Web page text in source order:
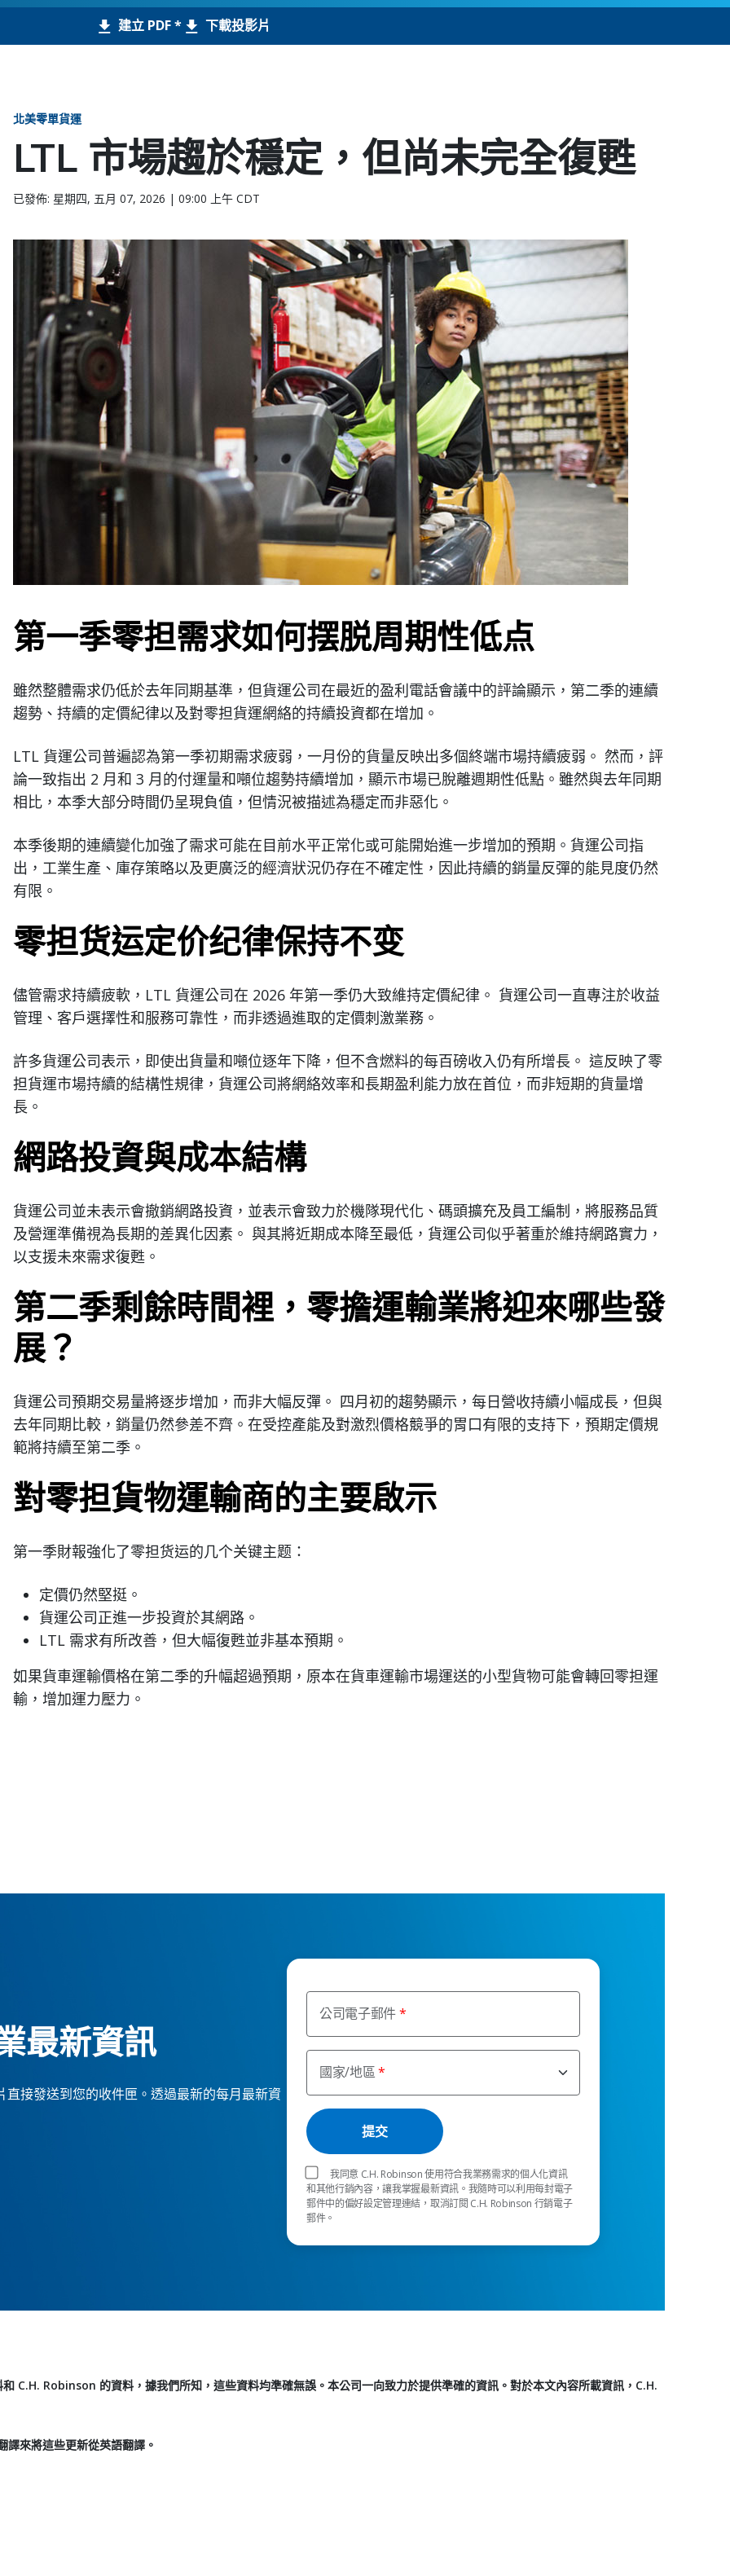
建立 PDF * 下載投影片
北美零單貨運
LTL 市場趨於穩定，但尚未完全復甦
已發佈: 星期四, 五月 07, 2026 | 09:00 上午 CDT
第一季零担需求如何摆脱周期性低点
雖然整體需求仍低於去年同期基準，但貨運公司在最近的盈利電話會議中的評論顯示，第二季的連續
趨勢、持續的定價紀律以及對零担貨運網絡的持續投資都在增加。
LTL 貨運公司普遍認為第一季初期需求疲弱，一月份的貨量反映出多個終端市場持續疲弱。 然而，評
論一致指出 2 月和 3 月的付運量和噸位趨勢持續增加，顯示市場已脫離週期性低點。雖然與去年同期
相比，本季大部分時間仍呈現負值，但情況被描述為穩定而非惡化。
本季後期的連續變化加強了需求可能在目前水平正常化或可能開始進一步增加的預期。貨運公司指
出，工業生產、庫存策略以及更廣泛的經濟狀況仍存在不確定性，因此持續的銷量反彈的能見度仍然
有限。
零担货运定价纪律保持不变
儘管需求持續疲軟，LTL 貨運公司在 2026 年第一季仍大致維持定價紀律。 貨運公司一直專注於收益
管理、客戶選擇性和服務可靠性，而非透過進取的定價刺激業務。
許多貨運公司表示，即使出貨量和噸位逐年下降，但不含燃料的每百磅收入仍有所增長。 這反映了零
担貨運市場持續的結構性規律，貨運公司將網絡效率和長期盈利能力放在首位，而非短期的貨量增
長。
網路投資與成本結構
貨運公司並未表示會撤銷網路投資，並表示會致力於機隊現代化、碼頭擴充及員工編制，將服務品質
及營運準備視為長期的差異化因素。 與其將近期成本降至最低，貨運公司似乎著重於維持網路實力，
以支援未來需求復甦。
第二季剩餘時間裡，零擔運輸業將迎來哪些發
展？
貨運公司預期交易量將逐步增加，而非大幅反彈。 四月初的趨勢顯示，每日營收持續小幅成長，但與
去年同期比較，銷量仍然參差不齊。在受控產能及對激烈價格競爭的胃口有限的支持下，預期定價規
範將持續至第二季。
對零担貨物運輸商的主要啟示
第一季財報強化了零担货运的几个关键主题：
定價仍然堅挺。
貨運公司正進一步投資於其網路。
LTL 需求有所改善，但大幅復甦並非基本預期。
如果貨車運輸價格在第二季的升幅超過預期，原本在貨車運輸市場運送的小型貨物可能會轉回零担運
輸，增加運力壓力。
公司電子郵件
國家/地區
我同意 C.H. Robinson 使用符合我業務需求的個人化資訊
和其他行銷內容，讓我掌握最新資訊。我隨時可以利用每封電子
郵件中的偏好設定管理連結，取消訂閱 C.H. Robinson 行銷電子
郵件。
最新資訊
接發送到您的收件匣。透過最新的每月最新資
C.H. Robinson 的資料，據我們所知，這些資料均準確無誤。本公司一向致力於提供準確的資訊。對於本文內容所載資訊，C.H.
來將這些更新從英語翻譯。